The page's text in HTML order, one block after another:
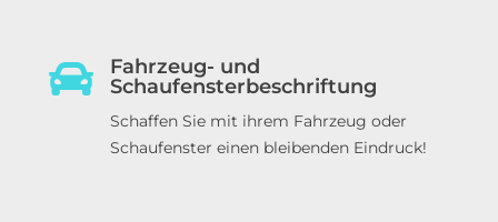
Fahrzeug- und
Schaufensterbeschriftung
Schaffen Sie mit ihrem Fahrzeug oder
Schaufenster einen bleibenden Eindruck!